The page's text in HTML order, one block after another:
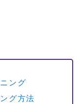
ング
グ方法